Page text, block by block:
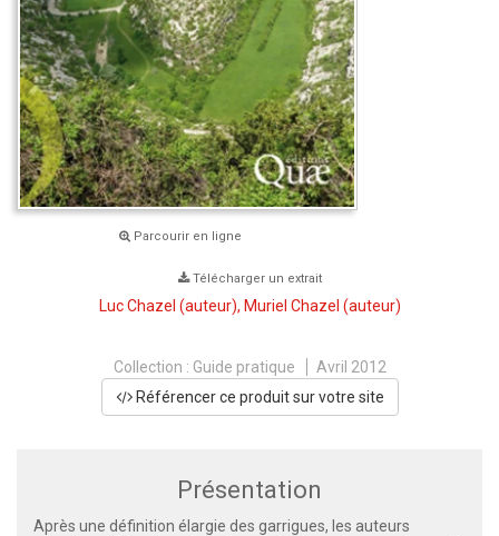
Parcourir en ligne
Télécharger un extrait
Luc Chazel (auteur), Muriel Chazel (auteur)
Collection : Guide pratique
Avril 2012
Référencer ce produit sur votre site
Présentation
Après une définition élargie des garrigues, les auteurs